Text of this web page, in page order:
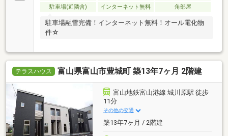
駐車場(近隣含)
インターネット無料 角部屋
駐車場融雪完備！インターネット無料！オール電化物
件☆
テラスハウス 富山県富山市豊城町 築13年7ヶ月 2階建
富山地鉄富山港線 城川原駅 徒歩
11分
その他の交通
築13年7ヶ月 / 2階建